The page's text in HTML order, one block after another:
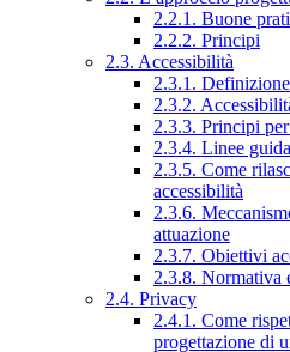
2.2.1. Buone
2.2.2. Principi
2.3. Accessibilità
2.3.1. Definizione
2.3.2.
2.3.3. Principi
2.3.4. Linee
2.3.5. Come
accessibilità
2.3.6.
attuazione
2.3.7. Obiettivi
2.3.8. Normativa
2.4. Privacy
2.4.1. Come
progettazione di